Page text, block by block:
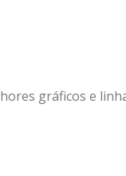
gráficos e